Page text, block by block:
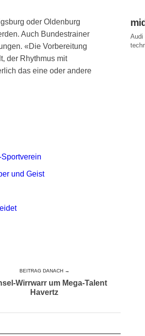
oder Oldenburg
Auch Bundestrainer
«Die Vorbereitung
der Rhythmus mit
das eine oder andere
und Geist
BEITRAG DANACH →
Wirrwarr um Mega-Talent
Havertz
Audi